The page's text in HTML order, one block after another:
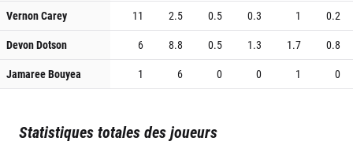
Vernon Carey
11 2.5 0.5 0.3 1
0.2
Devon Dotson
6 8.8 0.5 1.3 1.7
0.8
Jamaree Bouyea
1 6 0 0 1 0
Statistiques totales des joueurs